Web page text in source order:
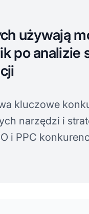
używają
po analizie
kluczowe
narzędzi i
i PPC